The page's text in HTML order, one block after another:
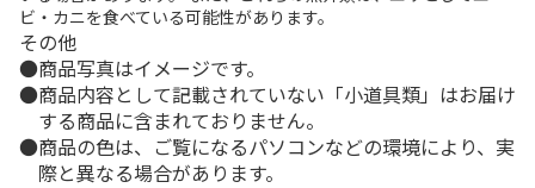
ビ・カニを食べている可能性があります。
その他
商品写真はイメージです。
商品内容として記載されていない「小道具類」はお届け
する商品に含まれておりません。
商品の色は、ご覧になるパソコンなどの環境により、実
際と異なる場合があります。